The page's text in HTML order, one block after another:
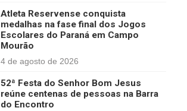
Atleta Reservense conquista
medalhas na fase final dos Jogos
Escolares do Paraná em Campo
Mourão
4 de agosto de 2026
52ª Festa do Senhor Bom Jesus
reúne centenas de pessoas na Barra
do Encontro